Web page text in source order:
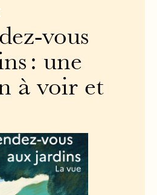
vous
: une
à voir et